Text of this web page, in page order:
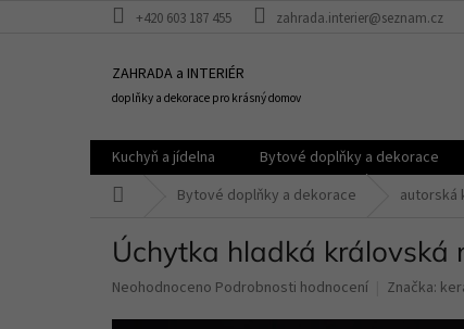
+420 603 187 455 zahrada.interier@seznam.cz
ZAHRADA a INTERIÉR
doplňky a dekorace pro krásný domov
Kuchyň a jídelna Bytové doplňky a dekorace
Bytové doplňky a dekorace autorská
Úchytka hladká královská
Průměrné
Neohodnoceno Podrobnosti hodnocení Značka: